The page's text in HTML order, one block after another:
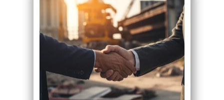
de las Firmas de
Abogados en el
Éxito de las
Asociaciones
Público-